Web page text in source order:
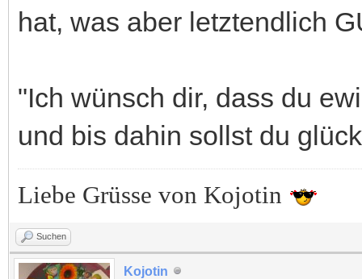
hat, was aber letztendlich
"Ich wünsch dir, dass du
und bis dahin sollst du
Liebe Grüsse von Kojotin
Suchen
Kojotin